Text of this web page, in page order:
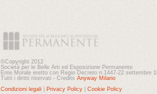
©Copyright 2012
Società per le Belle Arti ed Esposizione Permanente
Ente Morale eretto con Regio Decreto n.1447-22 settembre
Tutti i diritti riservati - Credits Anyway Milano
Condizioni legali
Privacy Policy Cookie Policy